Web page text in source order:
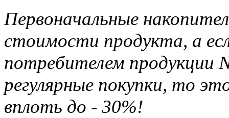
Первоначальные
стоимости продукта, а
потребителем продукции
регулярные покупки, то
вплоть до - 30%!